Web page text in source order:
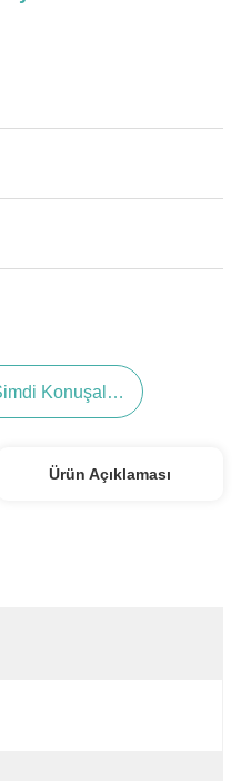
Konuşalım.
Ürün Açıklaması